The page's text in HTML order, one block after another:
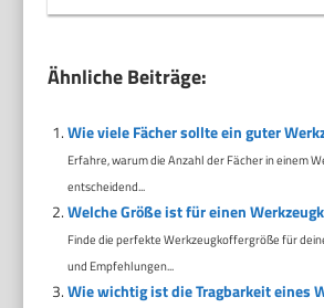
Ähnliche Beiträge:
Wie viele Fächer sollte ein guter
Erfahre, warum die Anzahl der Fächer in einem
entscheidend...
Welche Größe ist für einen
Finde die perfekte Werkzeugkoffergröße für
und Empfehlungen...
Wie wichtig ist die Tragbarkeit eines